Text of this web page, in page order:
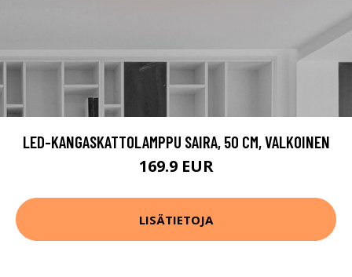
LED-KANGASKATTOLAMPPU SAIRA, 50 CM, VALKOINEN
169.9 EUR
LISÄTIETOJA